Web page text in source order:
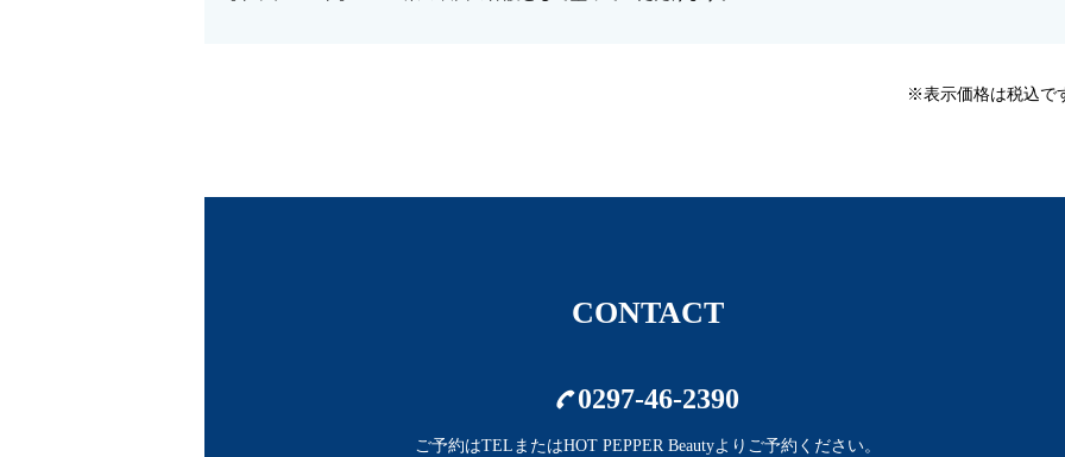
※表示価格は税込で
CONTACT
0297-46-2390
ご予約はTELまたはHOT PEPPER Beautyよりご予約ください。